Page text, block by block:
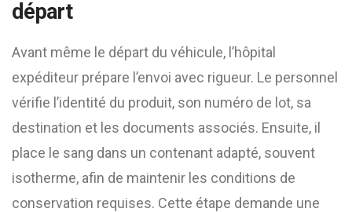
départ
Avant même le départ du véhicule, l’hôpital
expéditeur prépare l’envoi avec rigueur. Le personnel
vérifie l’identité du produit, son numéro de lot, sa
destination et les documents associés. Ensuite, il
place le sang dans un contenant adapté, souvent
isotherme, afin de maintenir les conditions de
conservation requises. Cette étape demande une